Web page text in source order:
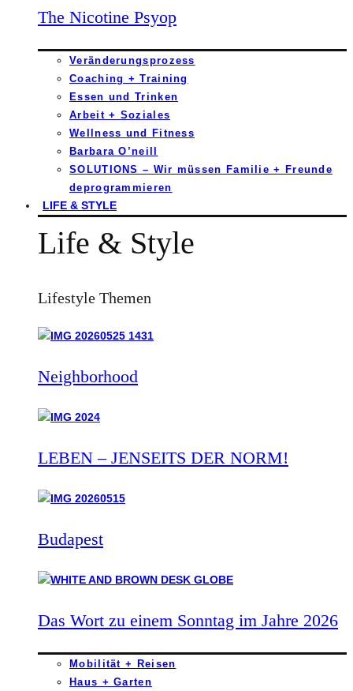
The Nicotine Psyop
Veränderungsprozess
Coaching + Training
Essen und Trinken
Arbeit + Soziales
Wellness und Fitness
Barbara O’neill
SOLUTIONS – Wir müssen Familie + Freunde
deprogrammieren
LIFE & STYLE
Life & Style
Lifestyle Themen
Neighborhood
LEBEN – JENSEITS DER NORM!
Budapest
Das Wort zu einem Sonntag im Jahre 2026
Mobilität + Reisen
Haus + Garten